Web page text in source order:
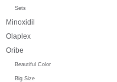
Sets
Minoxidil
Olaplex
Oribe
Beautiful Color
Big Size